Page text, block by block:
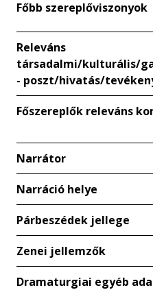
Főbb szereplőviszonyok
Releváns
társadalmi/kulturális/
- poszt/hivatás/
Főszereplők releváns
Narrátor
Narráció helye
Párbeszédek jellege
Zenei jellemzők
Dramaturgiai egyéb